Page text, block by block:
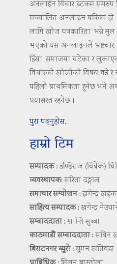
अनलाईन विचार डटकम समरुप
सञ्चालित अनलाइन पत्रिका
लागि खोज पत्रकारिता’ भन्ने
भएको यस अनलाइनले
हिंसा, समाजमा घटेका र
विचारको खोजीको विषय बन्ने
पहिलो प्राथमिकता हुनेछ भने
प्रयासरत रहनेछ ।
पुरा पढ्नुहोस..
हाम्रो टिम
सम्पादक :डण्डिराज (बिबेक)
व्यवस्थापक:सरिता दङ्गाल
समाचार सम्योजन :झगेन्द्र
साहित्य सम्पादक :खगेन्द्र
सम्बाददाता :शान्ति सुब्बा
काठमाडौं सम्बाददाता :सबिन
बिराटनगर ब्युरो :सुमन खतिवडा